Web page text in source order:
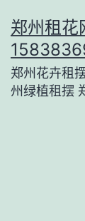
至
内
容
郑州租花
郑州花卉租
州绿植租摆